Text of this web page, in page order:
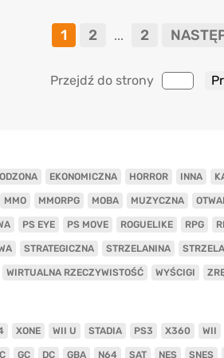
1 2 ... 2
Przejdź do strony
EKONOMICZNA HORROR INNA
MMO MMORPG MOBA MUZYCZNA
PS EYE PS MOVE ROGUELIKE RPG
STRATEGICZNA STRZELANINA
WIRTUALNA RZECZYWISTOŚĆ WYŚCIGI
XONE WII U STADIA PS3 X360 WII
GC DC GBA N64 SAT NES SNES